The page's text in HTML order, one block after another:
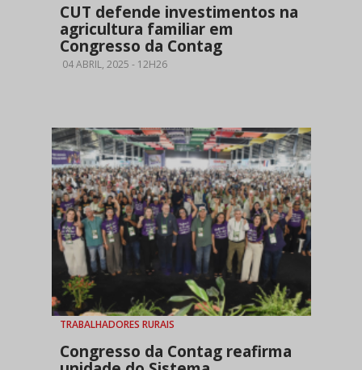
CUT defende investimentos na
agricultura familiar em
Congresso da Contag
04 ABRIL, 2025 - 12H26
TRABALHADORES RURAIS
Congresso da Contag reafirma